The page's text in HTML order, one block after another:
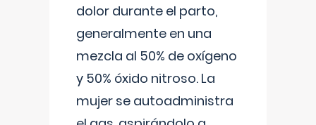
dolor durante el parto,
generalmente en una
mezcla al 50% de oxígeno
y 50% óxido nitroso. La
mujer se autoadministra